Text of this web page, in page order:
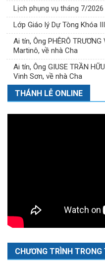
Lịch phụng vụ tháng 7/2026
Lớp Giáo lý Dự Tòng Khóa
Ai tín, Ông PHÊRÔ
Martinô, về nhà Cha
Ai tín, Ông GIUSE TRẦN
Vinh Sơn, về nhà Cha
THÁNH LỄ ONLINE
CHƯƠNG TRÌNH TRONG